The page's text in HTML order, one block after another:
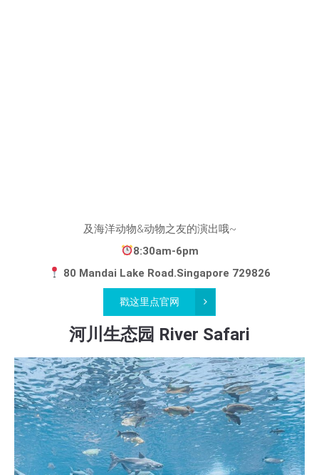
及海洋动物&动物之友的演出哦~
8:30am-6pm
80 Mandai Lake Road.Singapore 729826
戳这里点官网
河川生态园 River Safari